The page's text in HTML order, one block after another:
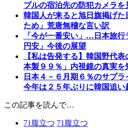
プルの宿泊先の防犯カメラを
韓国人が来ると旭日旗掲げ
ため」荒唐無稽な言い訳
「今が一番安い」…日本旅
円安」今後の展望
【私は告発する】韓国野代
本製９９％」内視鏡の真実を
日本４－６月期６％のサプ
今年は２５年ぶりに韓国追い
この記事を読んで…
71 腹立つ 71 腹立つ